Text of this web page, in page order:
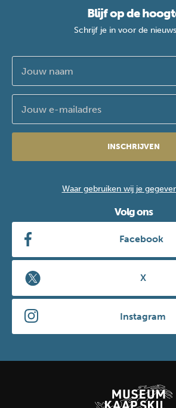
Blijf op de
Schrijf je in voor de
INSCHRIJVEN
Waar gebruiken wij je
Volg ons
Facebook
X
Instagram